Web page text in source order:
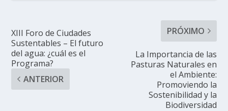
XIII Foro de Ciudades
Sustentables – El futuro
del agua: ¿cuál es el
Programa?
ANTERIOR
PRÓXIMO
La Importancia de las
Pasturas Naturales en
el Ambiente:
Promoviendo la
Sostenibilidad y la
Biodiversidad